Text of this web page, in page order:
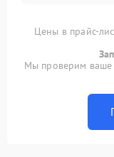
Цены в прайс-
Мы проверим ваше